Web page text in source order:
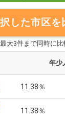
した市区を
大3件まで同時に比
年少
11.38％
11.38％